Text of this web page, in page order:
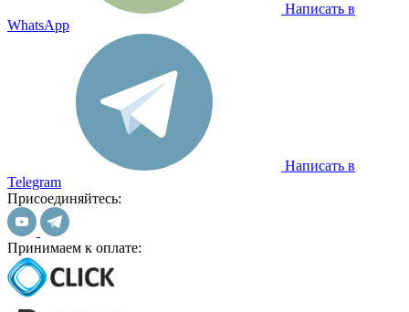
Написать в
WhatsApp
Написать в
Telegram
Присоединяйтесь:
Принимаем к оплате: